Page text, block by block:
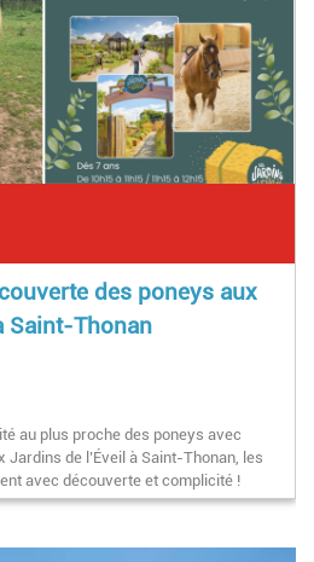
des poneys aux
Saint-Thonan
au plus proche des poneys avec
Jardins de l’Éveil à Saint-Thonan, les
avec découverte et complicité !